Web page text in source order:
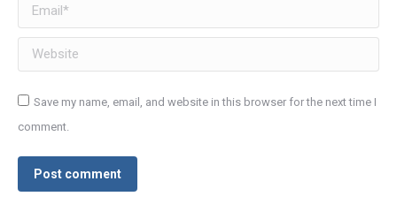
Email *
Website
Save my name, email, and website in this browser for the next time I
comment.
Post comment